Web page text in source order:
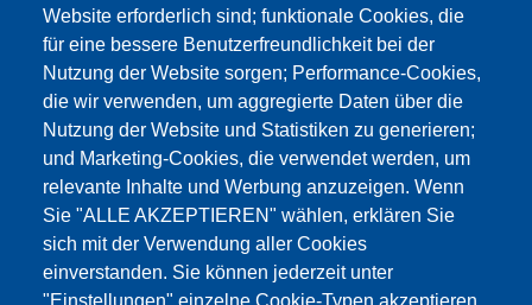
Website erforderlich sind; funktionale Cookies, die
für eine bessere Benutzerfreundlichkeit bei der
Nutzung der Website sorgen; Performance-Cookies,
die wir verwenden, um aggregierte Daten über die
Nutzung der Website und Statistiken zu generieren;
und Marketing-Cookies, die verwendet werden, um
relevante Inhalte und Werbung anzuzeigen. Wenn
Sie "ALLE AKZEPTIEREN" wählen, erklären Sie
sich mit der Verwendung aller Cookies
einverstanden. Sie können jederzeit unter
Dieser Inhalt ist blockiert, da die Google Maps
Cookies nicht akzeptiert wurden.
NUR DIE GOOGLE MAPS COOKIES
AKZEPTIEREN.
Alle Cookies akzeptieren